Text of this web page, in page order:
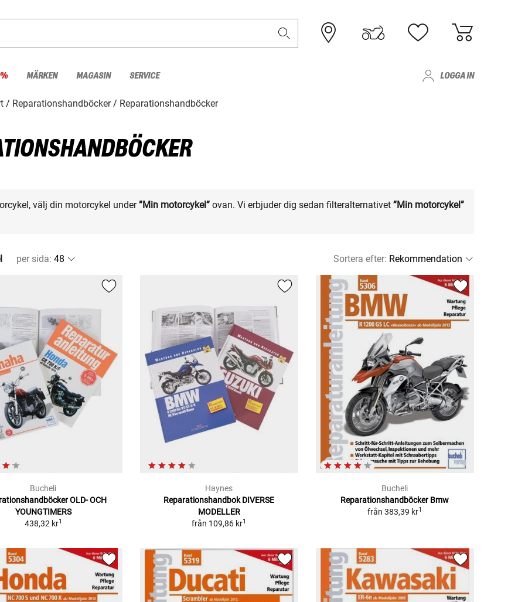
MÄRKEN MAGASIN SERVICE LOGGA IN
Reparationshandböcker Reparationshandböcker
välj din motorcykel under”Min motorcykel” ovan. Vi erbjuder dig sedan filteralternativet ”Min motorcykel”
per sida: Sortera efter:
Bucheli
OLD- OCH
YOUNGTIMERS
438,32 kr1
Haynes
Reparationshandbok DIVERSE
MODELLER
från 109,86 kr1
Bucheli
Reparationshandböcker Bmw
från383,39 kr1